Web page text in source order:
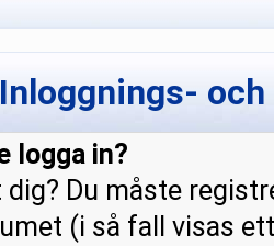
Inloggnings-
logga in?
dig? Du måste
(i så fall visas